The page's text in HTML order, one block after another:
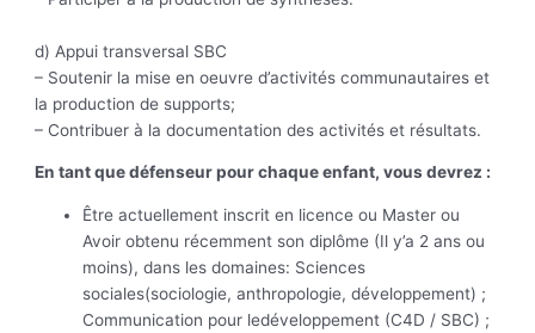
d) Appui transversal SBC
– Soutenir la mise en oeuvre d’activités communautaires et
la production de supports;
– Contribuer à la documentation des activités et résultats.
En tant que défenseur pour chaque enfant, vous devrez :
Être actuellement inscrit en licence ou Master ou
Avoir obtenu récemment son diplôme (Il y’a 2 ans ou
moins), dans les domaines: Sciences
sociales(sociologie, anthropologie, développement) ;
Communication pour ledéveloppement (C4D / SBC) ;